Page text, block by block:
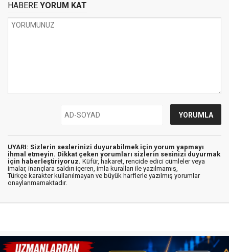
HABERE YORUM KAT
UYARI: Sizlerin seslerinizi duyurabilmek için yorum yapmayı
ihmal etmeyin. Dikkat çeken yorumları sizlerin sesinizi duyurmak
için haberleştiriyoruz. Küfür, hakaret, rencide edici cümleler veya
imalar, inançlara saldırı içeren, imla kuralları ile yazılmamış,
Türkçe karakter kullanılmayan ve büyük harflerle yazılmış yorumlar
onaylanmamaktadır.